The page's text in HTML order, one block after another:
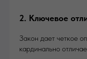
2. Ключевое
Закон дает четкое
кардинально